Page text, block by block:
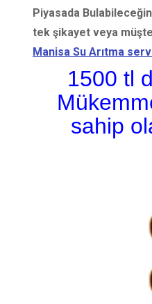
Piyasada
tek şikayet veya
Manisa Su Arıtma
1500 tl
sahip